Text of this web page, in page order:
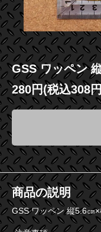
GSS ワッペン
280円(税込308
商品の説明
GSS ワッペン 縦5.6㎝